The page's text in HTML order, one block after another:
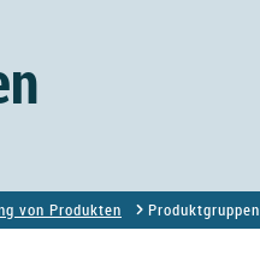
von Produkten Produktgruppen